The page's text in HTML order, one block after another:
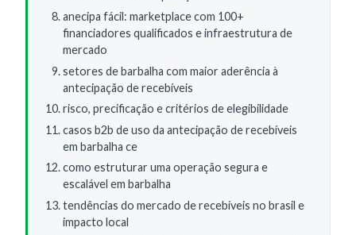
anecipa fácil: marketplace com 100+
financiadores qualificados e infraestrutura de
mercado
setores de barbalha com maior aderência à
antecipação de recebíveis
risco, precificação e critérios de elegibilidade
casos b2b de uso da antecipação de recebíveis
em barbalha ce
como estruturar uma operação segura e
escalável em barbalha
tendências do mercado de recebíveis no brasil e
impacto local